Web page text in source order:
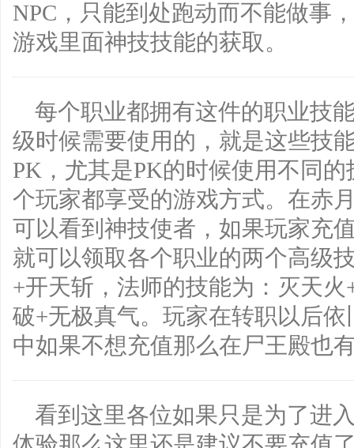
NPC，只能到处跑动而不能做事
游戏里面神技技能的获取。
每个职业都拥有这件的职业技
级时候需要使用的，就是这些技
PK，尤其是PK的时候使用不同
个玩家都享受的游戏方式。在赤
可以看到神技使者，如果玩家充
就可以领取各个职业的两个高级
+开天斩，法师的技能为：灭天
破+无极真气。玩家在转职以后
中如果不想充值那么在尸王殿也
看到这里各位如果只是为了进